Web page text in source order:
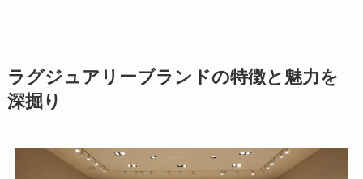
ラグジュアリーブランドの特徴と魅力を
深掘り